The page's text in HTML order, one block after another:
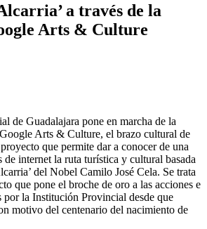
a través de la
Arts & Culture
de Guadalajara pone en marcha de la
Arts & Culture, el brazo cultural de
que permite dar a conocer de una
de internet la ruta turística y cultural basada
del Nobel Camilo José Cela. Se trata
que pone el broche de oro a las acciones e
por la Institución Provincial desde que
motivo del centenario del nacimiento de